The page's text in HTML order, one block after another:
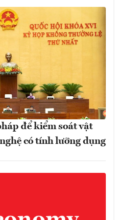
để kiểm soát vật
có tính lưỡng dụng